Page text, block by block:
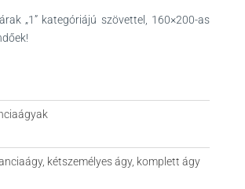
„1” kategóriájú szövettel, 160×200-as
, kétszemélyes ágy, komplett ágy